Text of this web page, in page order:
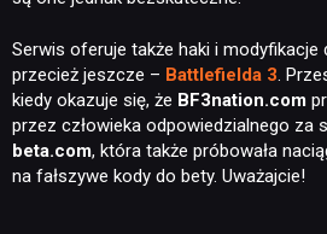
Serwis oferuje także haki i modyfikacje
przecież jeszcze – Battlefielda 3.
kiedy okazuje się, że BF3nation.com
przez człowieka odpowiedzialnego za
beta.com, która także próbowała
na fałszywe kody do bety. Uważajcie!